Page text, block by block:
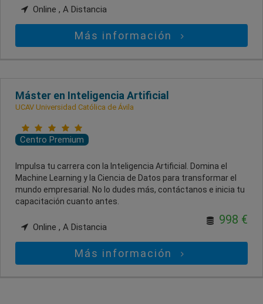
Online , A Distancia
Más información
Máster en Inteligencia Artificial
UCAV Universidad Católica de Ávila
Centro Premium
Impulsa tu carrera con la Inteligencia Artificial. Domina el
Machine Learning y la Ciencia de Datos para transformar el
mundo empresarial. No lo dudes más, contáctanos e inicia tu
capacitación cuanto antes.
Online , A Distancia
998 €
Más información